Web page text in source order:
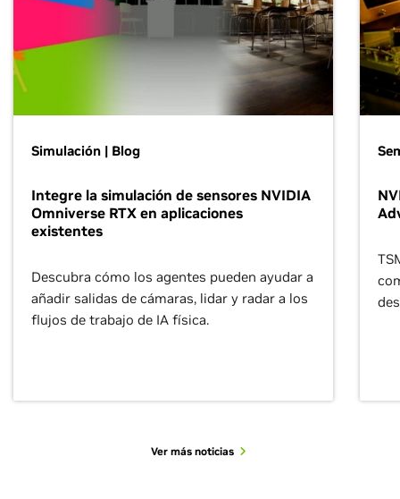
Simulación | Blog
Integre la simulación de sensores NVIDIA
Omniverse RTX en aplicaciones
existentes
Descubra cómo los agentes pueden ayudar a
añadir salidas de cámaras, lidar y radar a los
flujos de trabajo de IA física.
Ver más noticias